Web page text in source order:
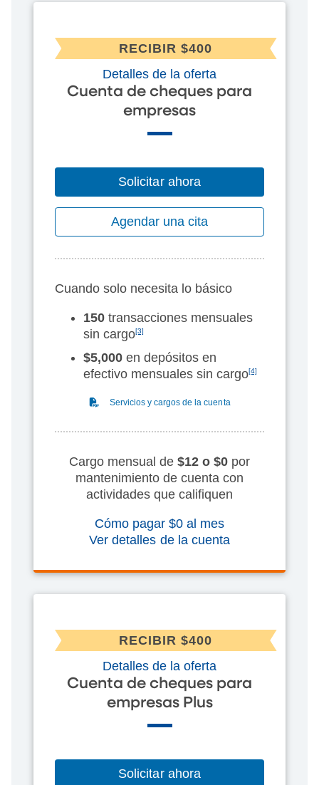
RECIBIR $400
Detalles de la oferta
Cuenta de cheques para
empresas
Solicitar ahora
Agendar una cita
Cuando solo necesita lo básico
150 transacciones mensuales
sin cargo[3]
$5,000 en depósitos en
efectivo mensuales sin cargo[4]
(PDF)
Servicios y cargos de la cuenta
Cargo mensual de $12 o $0 por
mantenimiento de cuenta con
actividades que califiquen
Cómo pagar $0 al mes
Ver detalles de la cuenta
RECIBIR $400
Detalles de la oferta
Cuenta de cheques para
empresas Plus
Solicitar ahora